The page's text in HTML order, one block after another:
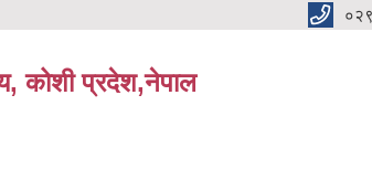
कोशी प्रदेश,नेपाल